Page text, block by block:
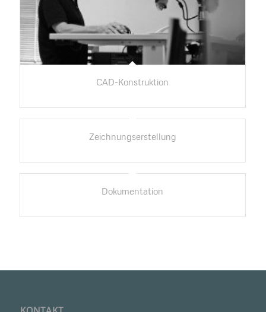
CAD-Konstruktion
Zeichnungserstellung
Dokumentation